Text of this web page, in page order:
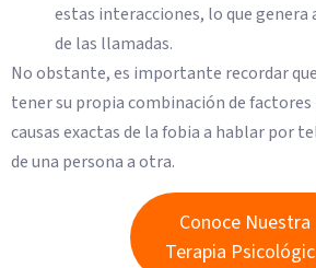
estas interacciones, lo que genera
de las llamadas.
No obstante, es importante recordar
tener su propia combinación de
causas exactas de la fobia a hablar por
de una persona a otra.
Conoce Nuestra
Terapia